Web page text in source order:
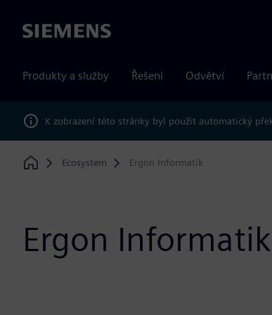
Siemens
Produkty a služby Řešení Odvětví
K zobrazení této stránky byl použit automatický
Home
Ecosystem Ergon Informatik
Ergon Informatik